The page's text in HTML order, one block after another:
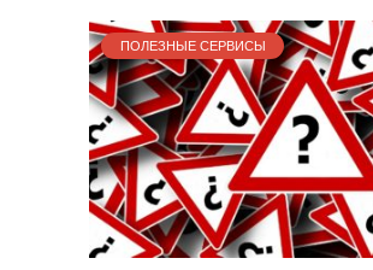
ПОЛЕЗНЫЕ СЕРВИСЫ